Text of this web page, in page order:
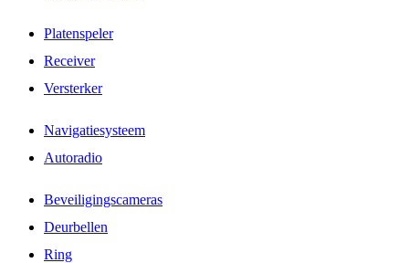
Platenspeler
Receiver
Versterker
Navigatiesysteem
Autoradio
Beveiligingscameras
Deurbellen
Ring